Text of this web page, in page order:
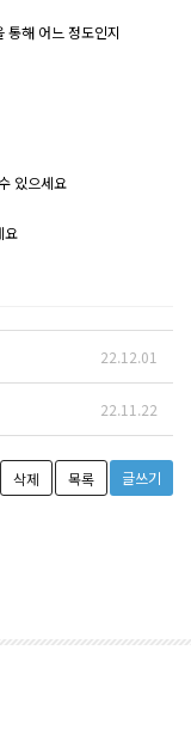
통해 어느 정도인지
있으세요
요
22.12.01
22.11.22
삭제 목록 글쓰기